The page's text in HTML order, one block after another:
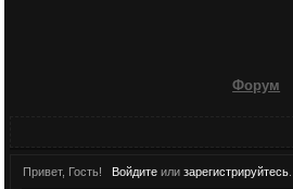
Форум
Привет, Гость! Войдитеили зарегистрируйтесь.